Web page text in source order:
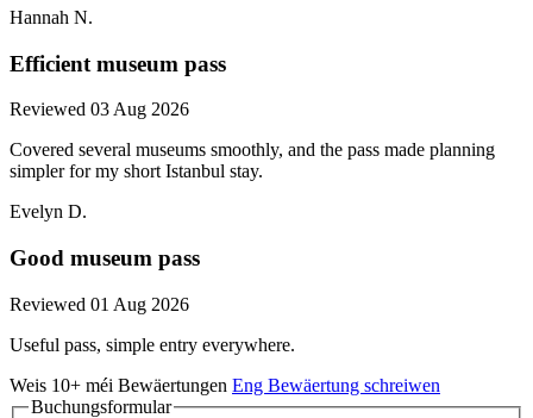
Hannah N.
Efficient museum pass
Reviewed 03 Aug 2026
Covered several museums smoothly, and the pass made planning
simpler for my short Istanbul stay.
Evelyn D.
Good museum pass
Reviewed 01 Aug 2026
Useful pass, simple entry everywhere.
Weis 10+ méi Bewäertungen Eng Bewäertung schreiwen
Buchungsformular